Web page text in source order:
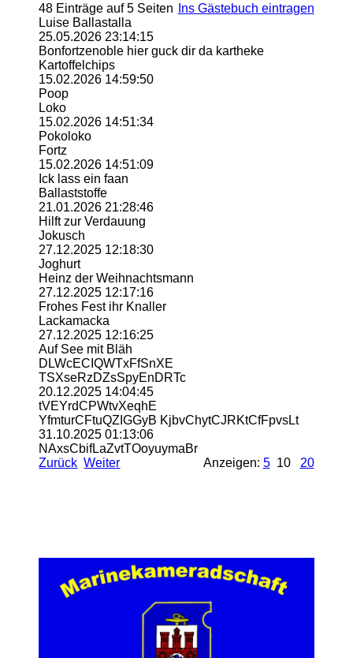
48 Einträge auf 5 Seiten
Ins Gästebuch eintragen
Luise Ballastalla
25.05.2026 23:14:15
Bonfortzenoble hier guck dir da kartheke
Kartoffelchips
15.02.2026 14:59:50
Poop
Loko
15.02.2026 14:51:34
Pokoloko
Fortz
15.02.2026 14:51:09
Ick lass ein faan
Ballaststoffe
21.01.2026 21:28:46
Hilft zur Verdauung
Jokusch
27.12.2025 12:18:30
Joghurt
Heinz der Weihnachtsmann
27.12.2025 12:17:16
Frohes Fest ihr Knaller
Lackamacka
27.12.2025 12:16:25
Auf See mit Bläh
DLWcECIQWTxFfSnXE
TSXseRzDZsSpyEnDRTc
20.12.2025 14:04:45
tVEYrdCPWtvXeqhE
YfmturCFtuQZIGGyB KjbvChytCJRKtCfFpvsLt
31.10.2025 01:13:06
NAxsCbifLaZvtTOoyuymaBr
Zurück Weiter Anzeigen: 510 20